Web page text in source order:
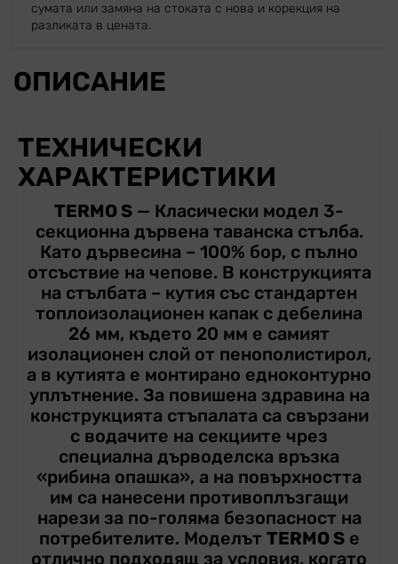
сумата или замяна на стоката с нова и корекция на
разликата в цената.
ОПИСАНИЕ
ТЕХНИЧЕСКИ
ХАРАКТЕРИСТИКИ
TERMO S — Класически модел 3-
секционна дървена таванска стълба.
Като дървесина – 100% бор, с пълно
отсъствие на чепове. В конструкцията
на стълбата – кутия със стандартен
топлоизолационен капак с дебелина
26 мм, където 20 мм е самият
изолационен слой от пенополистирол,
а в кутията е монтирано едноконтурно
уплътнение. За повишена здравина на
конструкцията стъпалата са свързани
с водачите на секциите чрез
специална дърводелска връзка
«рибина опашка», а на повърхността
им са нанесени противоплъзгащи
нарези за по-голяма безопасност на
потребителите. Моделът TERMO Sе
отлично подходящ за условия, когато